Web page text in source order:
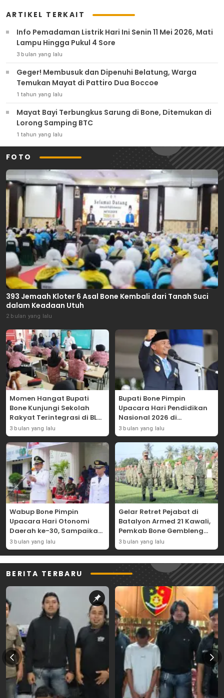
ARTIKEL TERKAIT
Info Pemadaman Listrik Hari Ini Senin 11 Mei 2026, Mati
Lampu Hingga Pukul 4 Sore
3 bulan yang lalu
Geger! Membusuk dan Dipenuhi Belatung, Warga
Temukan Mayat di Pattiro Dua Boccoe
1 tahun yang lalu
Mayat Bayi Terbungkus Sarung di Bone, Ditemukan di
Lorong Samping BTC
1 tahun yang lalu
FOTO
393 Jemaah Kloter 6 Asal Bone Kembali dari Tanah Suci
dalam Keadaan Utuh
2 bulan yang lalu
Momen Hangat Bupati
Bone Kunjungi Sekolah
Rakyat Terintegrasi di BLK
Bajoe
3 bulan yang lalu
Bupati Bone Pimpin
Upacara Hari Pendidikan
Nasional 2026 di
Lapangan Merdeka
3 bulan yang lalu
Wabup Bone Pimpin
Upacara Hari Otonomi
Daerah ke-30, Sampaikan
Amanat Mendagri
Wujudkan Asta Cita
3 bulan yang lalu
Gelar Retret Pejabat di
Batalyon Armed 21 Kawali,
Pemkab Bone Gembleng
Kedisiplinan Camat dan
Pimpinan OPD
3 bulan yang lalu
BERITA TERBARU